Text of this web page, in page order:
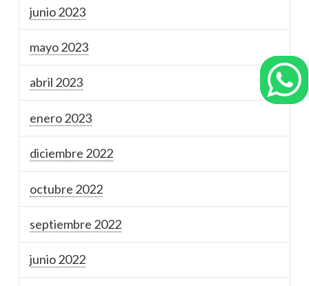
junio 2023
mayo 2023
abril 2023
enero 2023
diciembre 2022
octubre 2022
septiembre 2022
junio 2022